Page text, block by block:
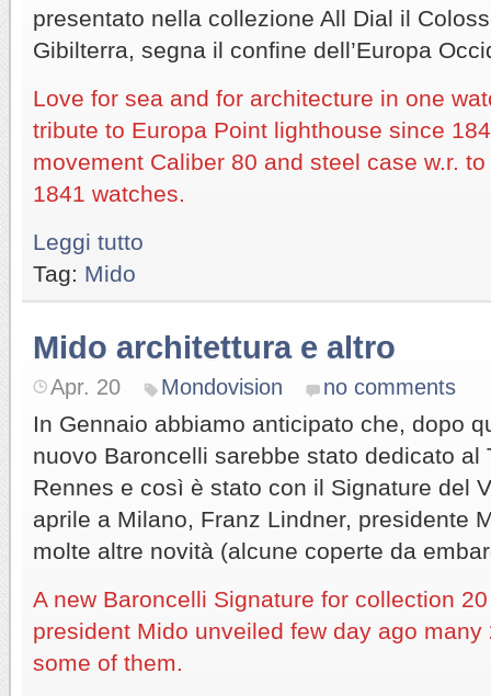
presentato nella collezione All Dial il
Gibilterra, segna il confine dell’Europa
Love for sea and for architecture in one
tribute to Europa Point lighthouse since
movement Caliber 80 and steel case w.r.
1841 watches.
Leggi tutto
Tag: Mido
Mido architettura e altro
Apr. 20 Mondovision no comments
In Gennaio abbiamo anticipato che, dopo
nuovo Baroncelli sarebbe stato dedicato al
Rennes e così è stato con il Signature del
aprile a Milano, Franz Lindner, presidente
molte altre novità (alcune coperte da
A new Baroncelli Signature for collection
president Mido unveiled few day ago
some of them.